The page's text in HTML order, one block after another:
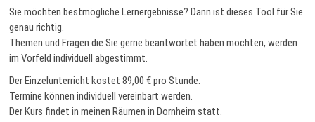
Sie möchten bestmögliche Lernergebnisse? Dann ist dieses Tool für Sie
genau richtig.
Themen und Fragen die Sie gerne beantwortet haben möchten, werden
im Vorfeld individuell abgestimmt.
Der Einzelunterricht kostet 89,00 € pro Stunde.
Termine können individuell vereinbart werden.
Der Kurs findet in meinen Räumen in Dornheim statt.